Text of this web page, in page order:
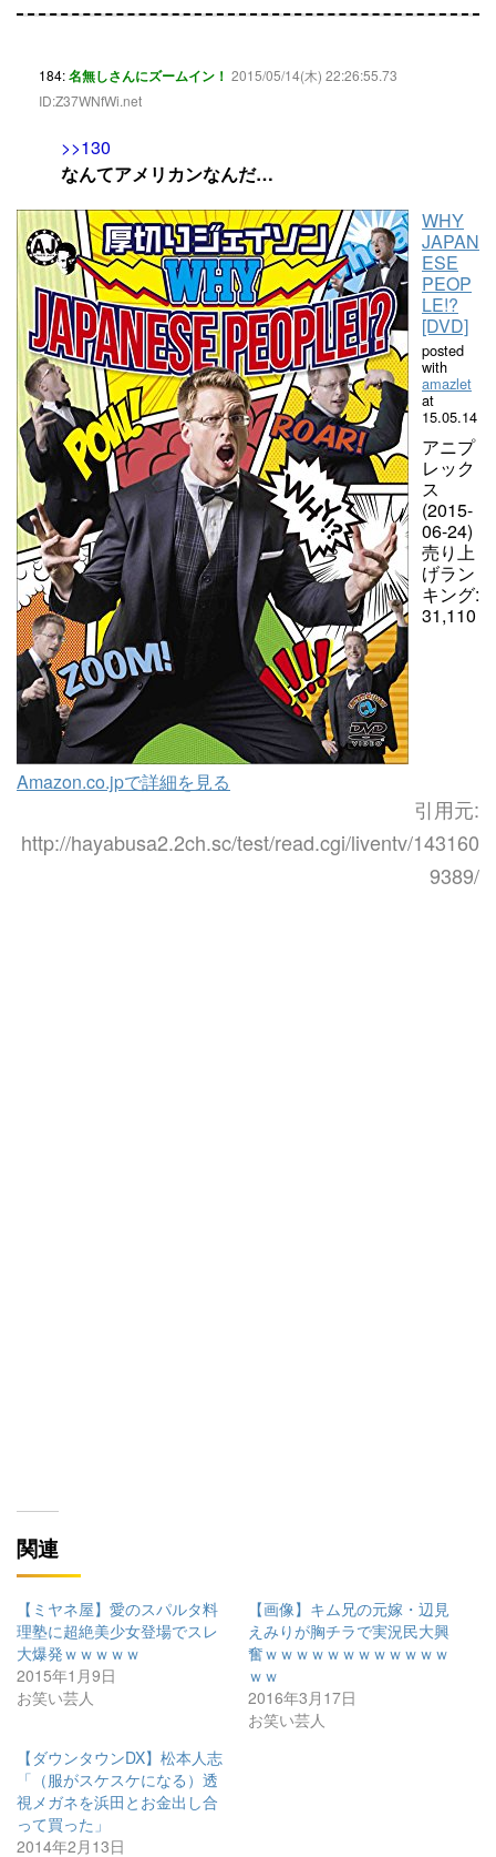
184:名無しさんにズームイン！ 2015/05/14(木) 22:26:55.73
ID:Z37WNfWi.net
>>130
なんてアメリカンなんだ…
WHY
JAPAN
ESE
PEOP
LE!?
[DVD]
posted
with
amazlet
at
15.05.14
アニプ
レック
ス
(2015-
06-24)
売り上
げラン
キング:
31,110
Amazon.co.jpで詳細を見る
引用元:
http://hayabusa2.2ch.sc/test/read.cgi/liventv/143160
9389/
関連
【ミヤネ屋】愛のスパルタ料
理塾に超絶美少女登場でスレ
大爆発ｗｗｗｗｗ
2015年1月9日
お笑い芸人
【画像】キム兄の元嫁・辺見
えみりが胸チラで実況民大興
奮ｗｗｗｗｗｗｗｗｗｗｗｗ
ｗｗ
2016年3月17日
お笑い芸人
【ダウンタウンDX】松本人志
「（服がスケスケになる）透
視メガネを浜田とお金出し合
って買った」
2014年2月13日